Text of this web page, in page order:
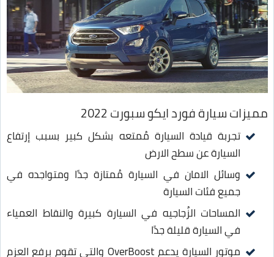
مميزات سيارة فورد ايكو سبورت 2022
تجربة قيادة السيارة مُمتعه بشكل كبير بسبب إرتفاع
السيارة عن سطح الارض
وسائل الامان في السيارة مُمتازة جدًا ومتواجده في
جميع فئات السيارة
المساحات الزُجاجيه في السيارة كبيرة والنقاط العمياء
في السيارة قليلة جدًا
موتور السيارة يدعم OverBoost والتي تقوم برفع العزم